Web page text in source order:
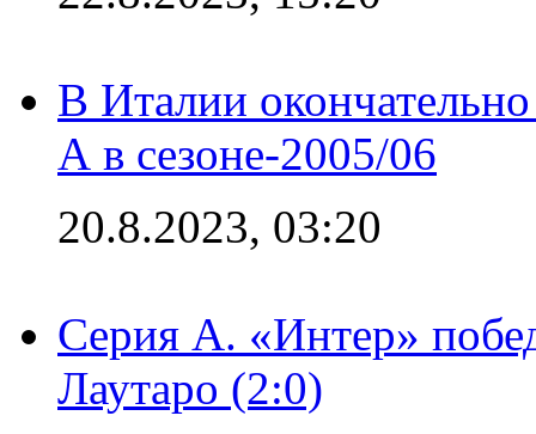
В Италии
А в сезоне-2005/06
20.8.2023, 03:20
Серия А. «Интер»
Лаутаро (2:0)